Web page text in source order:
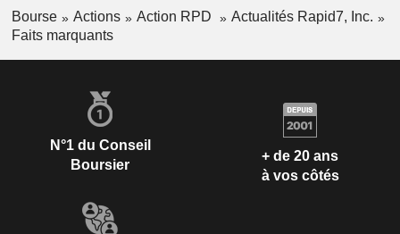
Bourse Actions Action RPD
Actualités Rapid7, Inc.
Faits marquants
N°1 du Conseil
Boursier
+ de 20 ans
à vos côtés